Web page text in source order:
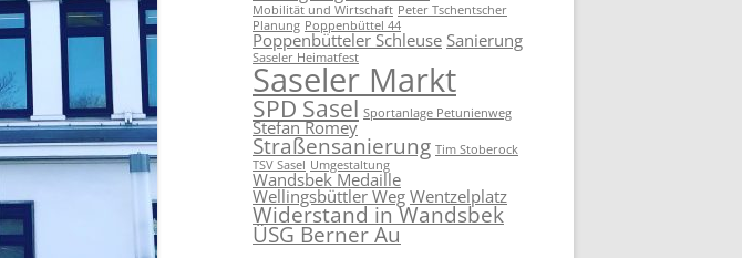
Mobilität und Wirtschaft Peter Tschentscher
Planung Poppenbüttel 44
Poppenbütteler Schleuse Sanierung
Saseler Heimatfest
Saseler Markt
SPD Sasel Sportanlage Petunienweg
Stefan Romey
Straßensanierung Tim Stoberock
TSV Sasel Umgestaltung
Wandsbek Medaille
Wellingsbüttler WegWentzelplatz
Widerstand in Wandsbek
ÜSG Berner Au